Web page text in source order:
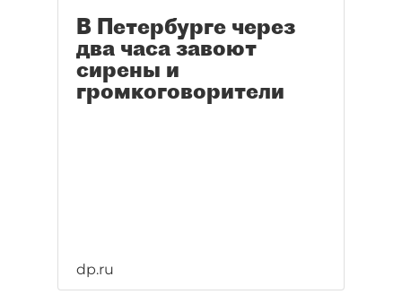
В Петербурге через
два часа завоют
сирены и
громкоговорители
dp.ru